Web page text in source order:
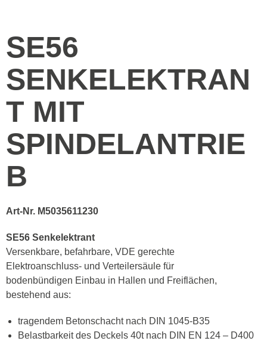
SE56
SENKELEKTRAN
T MIT
SPINDELANTRIE
B
Art-Nr. M5035611230
SE56 Senkelektrant
Versenkbare, befahrbare, VDE gerechte
Elektroanschluss- und Verteilersäule für
bodenbündigen Einbau in Hallen und Freiflächen,
bestehend aus:
tragendem Betonschacht nach DIN 1045-B35
Belastbarkeit des Deckels 40t nach DIN EN 124 – D400